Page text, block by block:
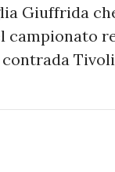
Giuffrida